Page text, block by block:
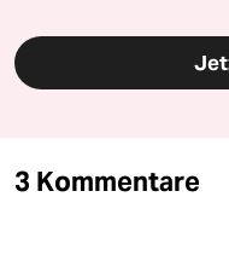
3 Kommentare